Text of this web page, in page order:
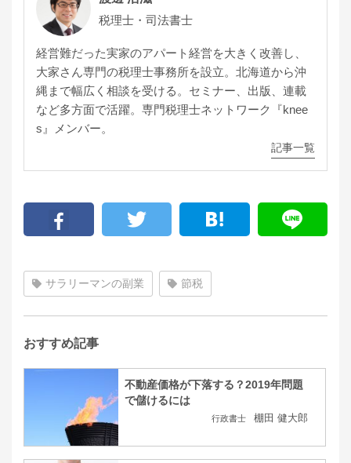
税理士・司法書士
経営難だった実家のアパート経営を大きく改善し、
大家さん専門の税理士事務所を設立。北海道から沖
縄まで幅広く相談を受ける。セミナー、出版、連載
など多方面で活躍。専門税理士ネットワーク『knee
s』メンバー。
記事一覧
サラリーマンの副業 節税
おすすめ記事
不動産価格が下落する？2019年問題
で儲けるには
行政書士 棚田 健大郎